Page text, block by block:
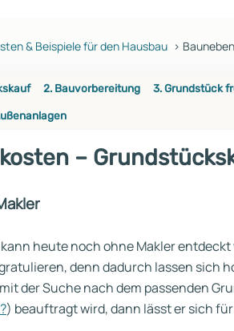
& Beispiele für den Hausbau
2. Bauvorbereitung 3. Grundstück
–
heute noch ohne Makler entdeckt
denn dadurch lassen sich
der Suche nach dem passenden
) beauftragt wird, dann lässt er sich